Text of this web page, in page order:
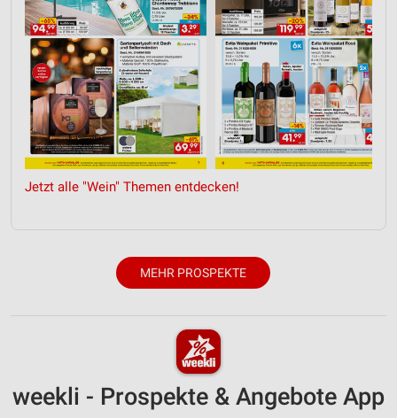
Jetzt alle "Wein" Themen entdecken!
MEHR PROSPEKTE
weekli - Prospekte & Angebote App
Werbung